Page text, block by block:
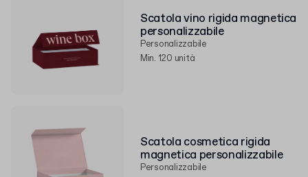
Scatola vino rigida magnetica
personalizzabile
Personalizzabile
Min. 120 unità
Scatola cosmetica rigida
magnetica personalizzabile
Personalizzabile